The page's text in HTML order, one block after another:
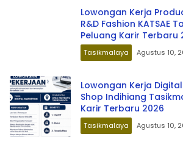
Lowongan Kerja
R&D Fashion KATSAE
Peluang Karir Terbaru
Tasikmalaya Agustus 10,
Lowongan Kerja
Shop Indihiang
Karir Terbaru 2026
Tasikmalaya Agustus 10,